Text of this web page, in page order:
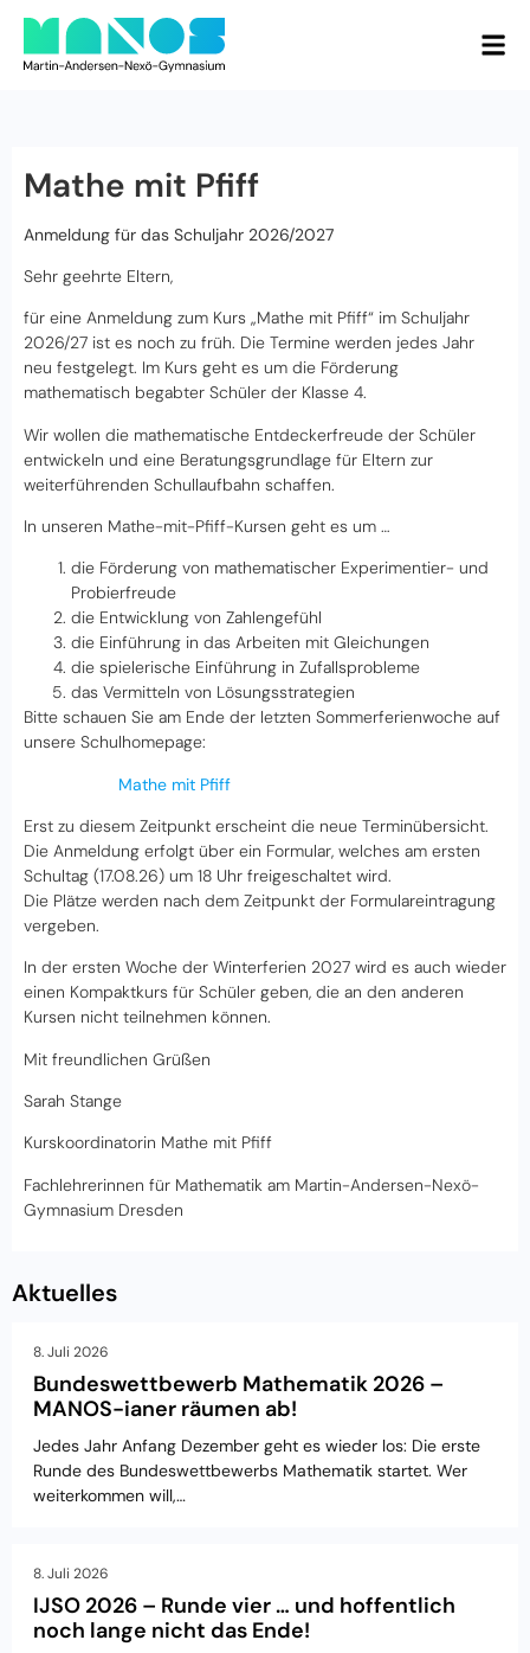
Mathe mit Pfiff
Anmeldung für das Schuljahr 2026/2027
Sehr geehrte Eltern,
für eine Anmeldung zum Kurs „Mathe mit Pfiff“ im Schuljahr
2026/27 ist es noch zu früh. Die Termine werden jedes Jahr
neu festgelegt. Im Kurs geht es um die Förderung
mathematisch begabter Schüler der Klasse 4.
Wir wollen die mathematische Entdeckerfreude der Schüler
entwickeln und eine Beratungsgrundlage für Eltern zur
weiterführenden Schullaufbahn schaffen.
In unseren Mathe-mit-Pfiff-Kursen geht es um …
die Förderung von mathematischer Experimentier- und
Probierfreude
die Entwicklung von Zahlengefühl
die Einführung in das Arbeiten mit Gleichungen
die spielerische Einführung in Zufallsprobleme
das Vermitteln von Lösungsstrategien
Bitte schauen Sie am Ende der letzten Sommerferienwoche auf
unsere Schulhomepage:
Mathe mit Pfiff
Erst zu diesem Zeitpunkt erscheint die neue Terminübersicht.
Die Anmeldung erfolgt über ein Formular, welches am ersten
Schultag (17.08.26) um 18 Uhr freigeschaltet wird.
Die Plätze werden nach dem Zeitpunkt der Formulareintragung
vergeben.
In der ersten Woche der Winterferien 2027 wird es auch wieder
einen Kompaktkurs für Schüler geben, die an den anderen
Kursen nicht teilnehmen können.
Mit freundlichen Grüßen
Sarah Stange
Kurskoordinatorin Mathe mit Pfiff
Fachlehrerinnen für Mathematik am Martin-Andersen-Nexö-
Gymnasium Dresden
Aktuelles
8. Juli 2026
Bundeswettbewerb Mathematik 2026 –
MANOS-ianer räumen ab!
Jedes Jahr Anfang Dezember geht es wieder los: Die erste
Runde des Bundeswettbewerbs Mathematik startet. Wer
weiterkommen will,…
8. Juli 2026
IJSO 2026 – Runde vier … und hoffentlich
noch lange nicht das Ende!